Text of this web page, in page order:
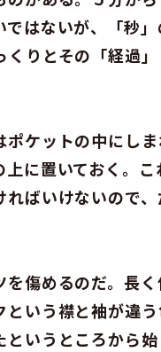
はないが、「秒
りとその「経過
ケットの中にし
に置いておく。
ばいけないので
傷めるのだ。長
いう襟と袖が違
いうところから